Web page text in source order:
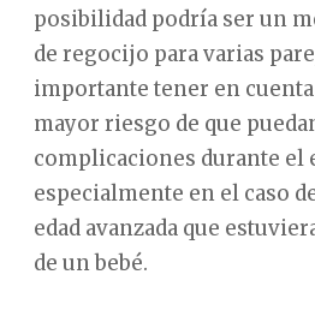
posibilidad podría ser un
de regocijo para varias
importante tener en
mayor riesgo de que
complicaciones durante el
especialmente en el caso
edad avanzada que
de un bebé.